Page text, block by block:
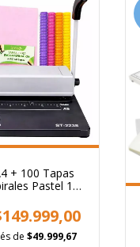
+ 100 Tapas
Pastel 17
de $49.999,67